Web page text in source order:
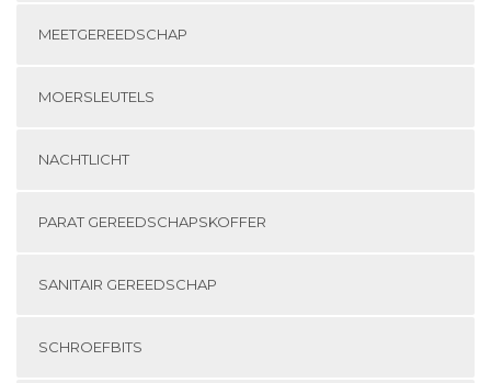
MEETGEREEDSCHAP
MOERSLEUTELS
NACHTLICHT
PARAT GEREEDSCHAPSKOFFER
SANITAIR GEREEDSCHAP
SCHROEFBITS